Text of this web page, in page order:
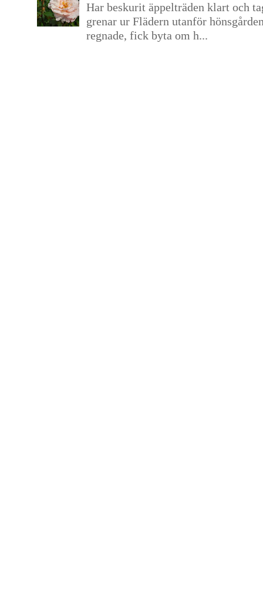
Har beskurit äppelträden klart och
grenar ur Flädern utanför
regnade, fick byta om h...